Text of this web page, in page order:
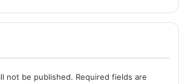
not be published. Required fields are